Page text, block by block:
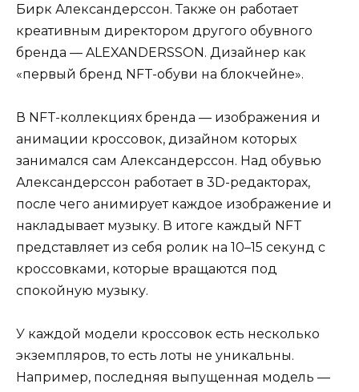
Бирк Александерссон. Также он работает
креативным директором другого обувного
бренда — ALEXANDERSSON. Дизайнер как
«первый бренд NFT-обуви на блокчейне».
В NFT-коллекциях бренда — изображения и
анимации кроссовок, дизайном которых
занимался сам Александерссон. Над обувью
Александерссон работает в 3D-редакторах,
после чего анимирует каждое изображение и
накладывает музыку. В итоге каждый NFT
представляет из себя ролик на 10–15 секунд с
кроссовками, которые вращаются под
спокойную музыку.
У каждой модели кроссовок есть несколько
экземпляров, то есть лоты не уникальны.
Например, последняя выпущенная модель —